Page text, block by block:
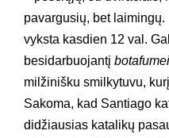
pavargusių, bet
vyksta kasdien 12 val.
besidarbuojantį
milžinišku smilkytuvu,
Sakoma, kad Santiago
didžiausias katalikų